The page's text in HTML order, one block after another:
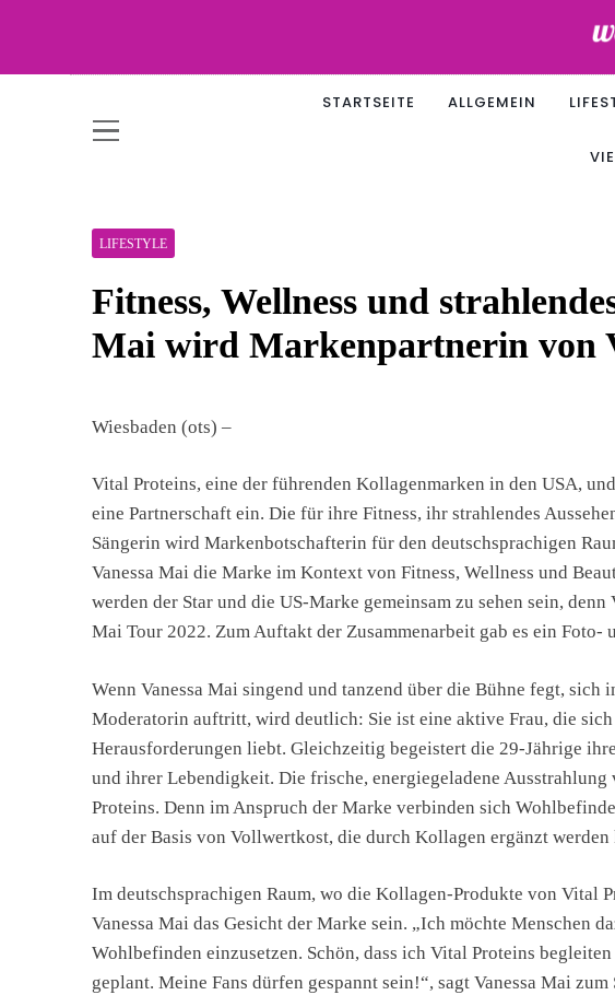
WOW-Air
STARTSEITE ALLGEMEIN
LIFESTYLE
Fitness, Wellness und
Mai wird Markenpartnerin von
Wiesbaden (ots) –
Vital Proteins, eine der führenden Kollagenmarken in den USA,
eine Partnerschaft ein. Die für ihre Fitness, ihr strahlendes
Sängerin wird Markenbotschafterin für den deutschsprachigen
Vanessa Mai die Marke im Kontext von Fitness, Wellness und
werden der Star und die US-Marke gemeinsam zu sehen sein,
Mai Tour 2022. Zum Auftakt der Zusammenarbeit gab es ein Foto-
Wenn Vanessa Mai singend und tanzend über die Bühne fegt, sich
Moderatorin auftritt, wird deutlich: Sie ist eine aktive Frau, die
Herausforderungen liebt. Gleichzeitig begeistert die 29-Jährige
und ihrer Lebendigkeit. Die frische, energiegeladene
Proteins. Denn im Anspruch der Marke verbinden sich
auf der Basis von Vollwertkost, die durch Kollagen ergänzt werden
Im deutschsprachigen Raum, wo die Kollagen-Produkte von Vital
Vanessa Mai das Gesicht der Marke sein. „Ich möchte Menschen
Wohlbefinden einzusetzen. Schön, dass ich Vital Proteins
geplant. Meine Fans dürfen gespannt sein!“, sagt Vanessa Mai